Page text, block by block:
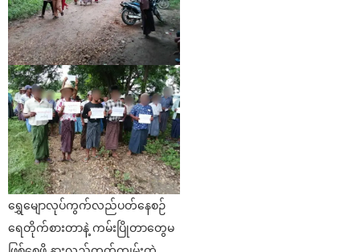
ရွှေမျောလုပ်ကွက်လည်ပတ်နေစဉ်
ရေတိုက်စားတာနဲ့ ကမ်းပြိုတာတွေမ